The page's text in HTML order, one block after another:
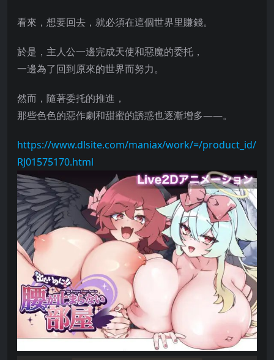
看來，想要回去，就必須在這個世界里賺錢。
於是，主人公一邊完成天使和惡魔的委托，
一邊為了回到原來的世界而努力。
然而，隨著委托的推進，
那些色色的惡作劇和甜蜜的誘惑也逐漸增多——。
https://www.dlsite.com/maniax/work/=/product_id/
RJ01575170.html